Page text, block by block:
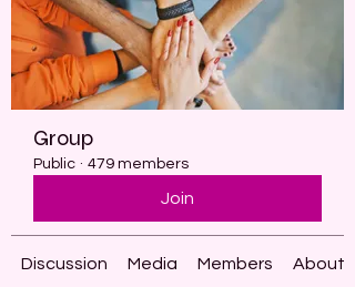
Group
Public · 479 members
Join
Discussion Media Members About